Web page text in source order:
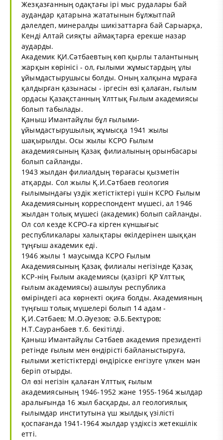
Жезқазғанның одақтағы ірі мыс рудалары бай
аудандар қатарына жататынын бұлжытпай
дәлелдеп, минералды шикізаттарға бай Сарыарқа,
Кенді Алтай сияқты аймақтарға ерекше назар
аударды.
Академик ҚИ.Сәтбаевтың көп қырлы талантының
жарқын көрінісі - ол, ғылыми жұмыстардың ұлы
ұйымдастырушысы болды. Оның халқына мұраға
қалдырған қазынасы - іргесін өзі қалаған, ғылым
ордасы Қазақстанның Ұлттық Ғылым академиясы
болып табылады.
Қаныш Имантайұлы бұл ғылыми-
ұйымдастырушылық жұмысқа 1941 жылы
шақырылды. Осы жылы КСРО Ғылым
академиясының Қазақ филиалының орынбасары
болып сайланды.
1943 жылдан филиалдың төрағасы қызметін
атқарды. Сол жылы Қ.И.Сәтбаев геология
ғылымындағы үздік жетістіктері үшін КСРО Ғылым
Академиясының корреспондент мүшесі, ал 1946
жылдан толық мүшесі (академик) болып сайланды.
Ол сол кезде КСРО-ға кірген күншығыс
республикалары халықтары өкілдерінен шыққан
тұңғыш академик еді.
1946 жылы 1 маусымда КСРО Ғылым
Академиясының Қазақ филиалы негізінде Қазақ
КСР-нің Ғылым академиясы (қазіргі ҚР Ұлттық
ғылым академиясы) ашылуы республика
өміріндегі аса көрнекті оқиға болды. Академияның
түңғыш толық мүшелері болып 14 адам -
Қ.И.Сәтбаев; М.О.Әуезов; Ә.Б.Бектұров;
Н.Т.Сауранбаев т.б. бекітілді.
Қаныш Имантайұлы Сәтбаев академия президенті
ретінде ғылым мен өндірісті байланыстыруға,
ғылыми жетістіктерді өндіріске енгізуге үлкен мән
беріп отырды.
Ол өзі негізін қалаған Ұлттық ғылым
академиясының 1946-1952 және 1955-1964 жылдар
аралығында 16 жыл басқарды, ал геологиялық
ғылымдар институтына үш жылдық үзілісті
қоспағанда 1941-1964 жылдар үздіксіз жетекшілік
етті.